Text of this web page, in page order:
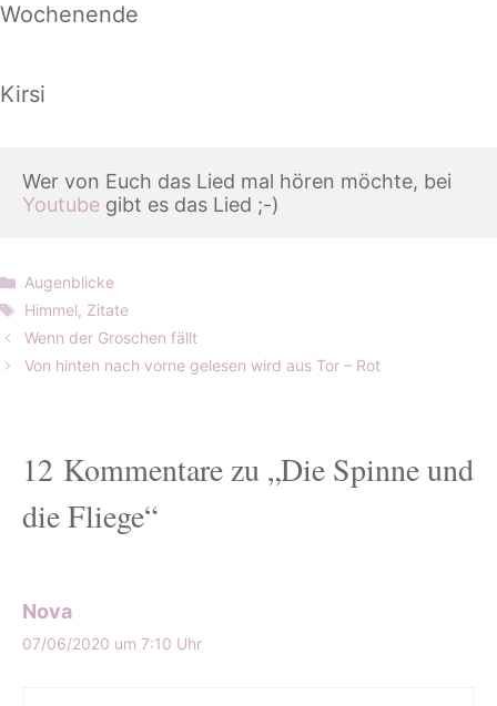
Wochenende
Kirsi
Youtube gibt es das Lied ;-)
Kategorien
Augenblicke
Schlagwörter
Himmel, Zitate
Wenn der Groschen fällt
Von hinten nach vorne gelesen wird aus Tor – Rot
12 Kommentare zu „Die Spinne und
die Fliege“
Nova
07/06/2020 um 7:10 Uhr